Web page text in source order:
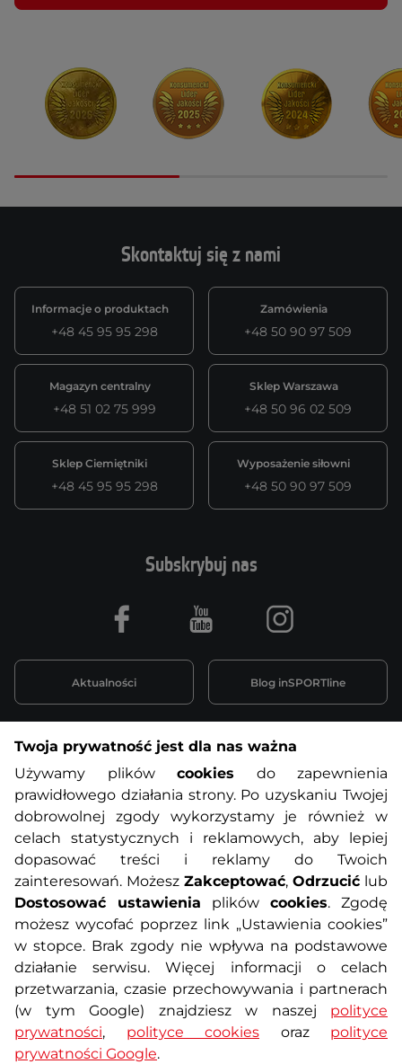
Skontaktuj się z nami
Informacje o produktach
+48 45 95 95 298
Zamówienia
+48 50 90 97 509
Magazyn centralny
+48 51 02 75 999
Sklep Warszawa
+48 50 96 02 509
Sklep Ciemiętniki
+48 45 95 95 298
Wyposażenie siłowni
+48 50 90 97 509
Informacje o zakupach
O nas Regulamin sklepu
Polityka prywatności Koszty przesyłek
Metody płatności Program lojalnościowy
Usługi dodatkowe Reklamacje i serwis
Formularz kontaktowy Wyposażenie siłowni
Subskrybuj nas
Aktualności Blog inSPORTline
Facebook Youtube Instagram
Twoja prywatność jest dla nas ważna
Używamy plików cookies do zapewnienia
prawidłowego działania strony. Po uzyskaniu Twojej
dobrowolnej zgody wykorzystamy je również w
celach statystycznych i reklamowych, aby lepiej
dopasować treści i reklamy do Twoich
zainteresowań. Możesz Zakceptować, Odrzucić lub
Dostosować ustawienia plików cookies. Zgodę
możesz wycofać poprzez link „Ustawienia cookies”
w stopce. Brak zgody nie wpływa na podstawowe
działanie serwisu. Więcej informacji o celach
przetwarzania, czasie przechowywania i partnerach
(w tym Google) znajdziesz w naszej polityce
prywatności, polityce cookies oraz polityce
prywatności Google.